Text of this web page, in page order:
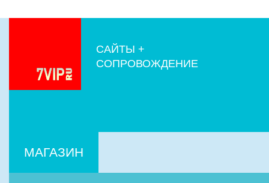
САЙТЫ +
СОПРОВОЖДЕНИЕ
МАГАЗИН